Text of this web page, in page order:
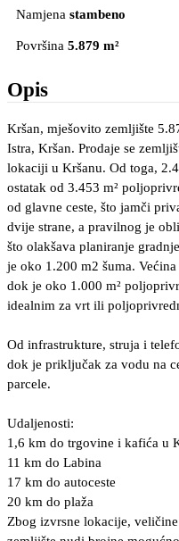
Namjena stambeno
Površina 5.879 m²
Opis
Kršan, mješovito zemljište
Istra, Kršan. Prodaje se
lokaciji u Kršanu. Od toga,
ostatak od 3.453 m²
od glavne ceste, što jamči
dvije strane, a pravilnog je
što olakšava planiranje
je oko 1.200 m2 šuma.
dok je oko 1.000 m²
idealnim za vrt ili
Od infrastrukture, struja i
dok je priključak za vodu na
parcele.
Udaljenosti:
1,6 km do trgovine i kafića u
11 km do Labina
17 km do autoceste
20 km do plaža
Zbog izvrsne lokacije,